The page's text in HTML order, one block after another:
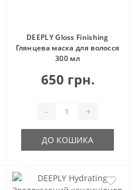
DEEPLY Gloss Finishing
Глянцева маска для волосся
300 мл
650 грн.
- +
ДО КОШИКА